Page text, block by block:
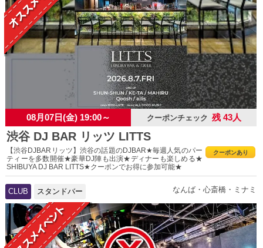
08月07日(金) 19:00～ クーポンチェック 残 43人
渋谷 DJ BAR リッツ LITTS
クーポンあり
【渋谷DJBARリッツ】渋谷の話題のDJBAR★毎週人気のパー
ティーを多数開催★豪華DJ陣も出演★ディナーも楽しめる★
SHIBUYA DJ BAR LITTS★クーポンでお得に参加可能★
CLUB スタンドバー なんば・心斎橋・ミナミ